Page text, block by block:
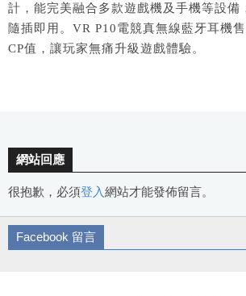
計，能完美融合多款遊戲機及手機等設備
隨插即用。 VR P10電競真無線藍牙耳機
CP值，讓玩家無痛升級遊戲體驗。
網站回應
很抱歉，必須登入網站才能發佈留言。
Facebook 留言